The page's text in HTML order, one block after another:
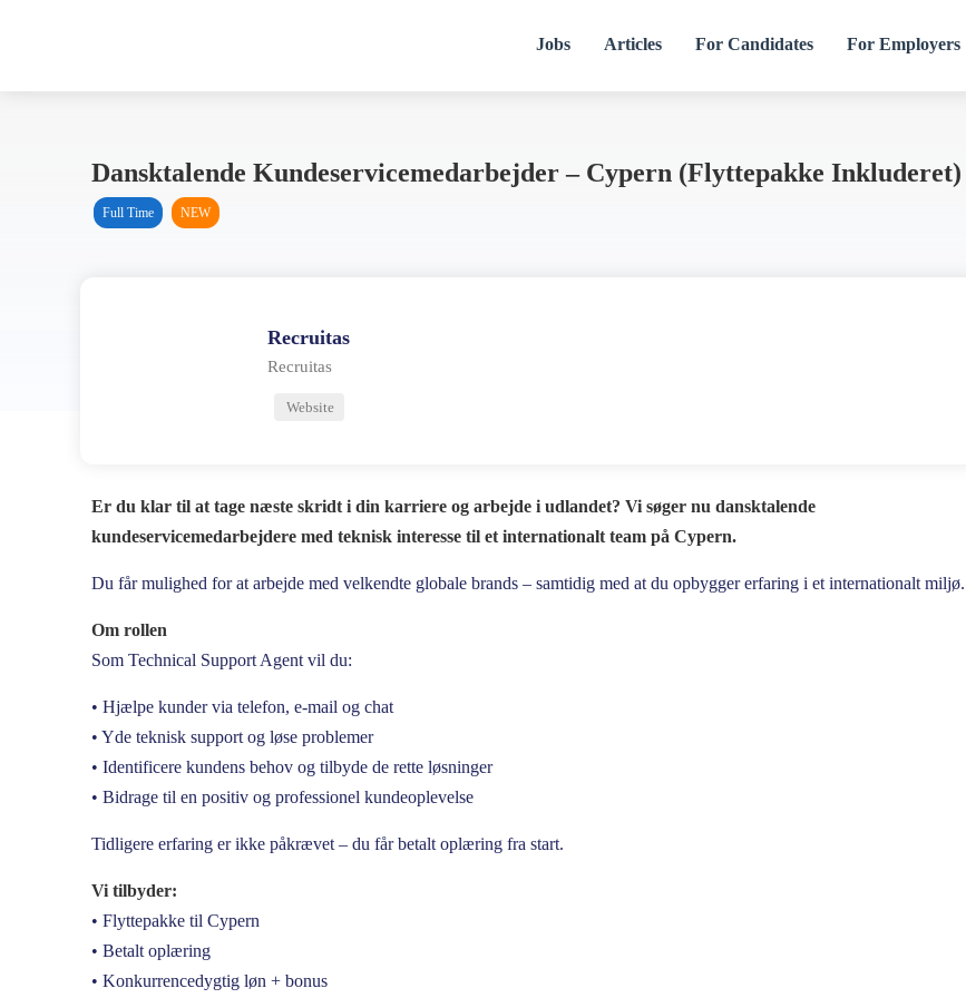
Jobs Articles For Candidates For Employers
Dansktalende Kundeservicemedarbejder – Cypern (flyttepakke Inkluderet)
Full Time NEW
Recruitas
Recruitas
Website
Er du klar til at tage næste skridt i din karriere og arbejde i udlandet? Vi søger nu dansktalende
kundeservicemedarbejdere med teknisk interesse til et internationalt team på Cypern.
Du får mulighed for at arbejde med velkendte globale brands – samtidig med at du opbygger erfaring i et internationalt miljø.
Om rollen
Som Technical Support Agent vil du:
• Hjælpe kunder via telefon, e-mail og chat
• Yde teknisk support og løse problemer
• Identificere kundens behov og tilbyde de rette løsninger
• Bidrage til en positiv og professionel kundeoplevelse
Tidligere erfaring er ikke påkrævet – du får betalt oplæring fra start.
Vi tilbyder:
• Flyttepakke til Cypern
• Betalt oplæring
• Konkurrencedygtig løn + bonus